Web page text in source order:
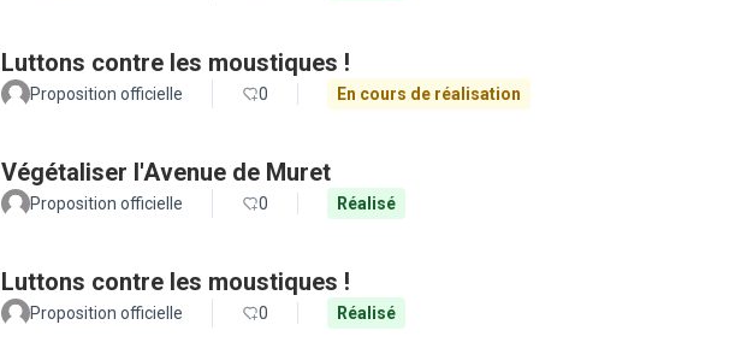
Luttons contre les moustiques !
Proposition officielle 0 En cours de réalisation
Végétaliser l'Avenue de Muret
Proposition officielle 0 Réalisé
Luttons contre les moustiques !
Proposition officielle 0 Réalisé